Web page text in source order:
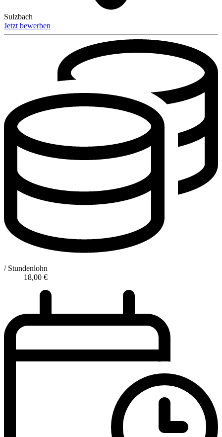
Sulzbach
Jetzt bewerben
/ Stundenlohn
18,00 €